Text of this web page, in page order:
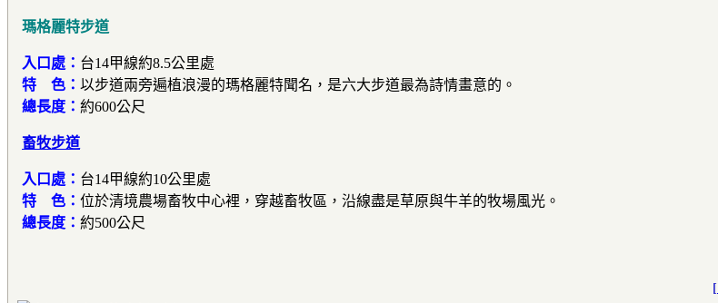
瑪格麗特步道
入口處： 台14甲線約8.5公里處
特 色： 以步道兩旁遍植浪漫的瑪格麗特聞名，是六大步道最為詩情畫意的。
總長度： 約600公尺
畜牧步道
入口處： 台14甲線約10公里處
特 色： 位於清境農場畜牧中心裡，穿越畜牧區，沿線盡是草原與牛羊的牧場風光。
總長度： 約500公尺
[